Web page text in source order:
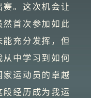
。这次机会让
首次参加如此
充分发挥，但
中学习到如何
运动员的卓越
经历成为我运